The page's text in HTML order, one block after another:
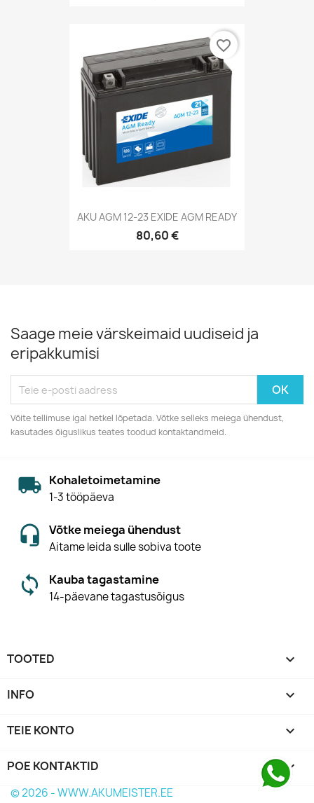
AKU AGM 12-23 EXIDE AGM READY
80,60 €
favorite_border
Saage meie värskeimaid uudiseid ja
eripakkumisi
Võite tellimuse igal hetkel lõpetada. Võtke selleks meiega ühendust,
kasutades õiguslikus teates toodud kontaktandmeid.
Kohaletoimetamine
1-3 tööpäeva
Võtke meiega ühendust
Aitame leida sulle sobiva toote
Kauba tagastamine
14-päevane tagastusõigus
TOOTED 
INFO 
TEIE KONTO 
POE KONTAKTID keyboard_arrow_down
© 2026 - WWW.AKUMEISTER.EE